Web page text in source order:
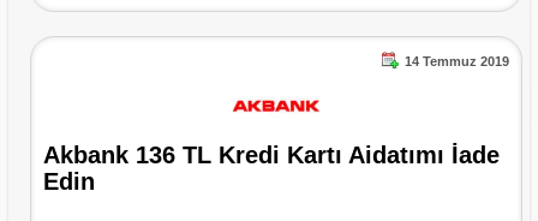
14 Temmuz 2019
Akbank 136 TL Kredi Kartı Aidatımı İade
Edin